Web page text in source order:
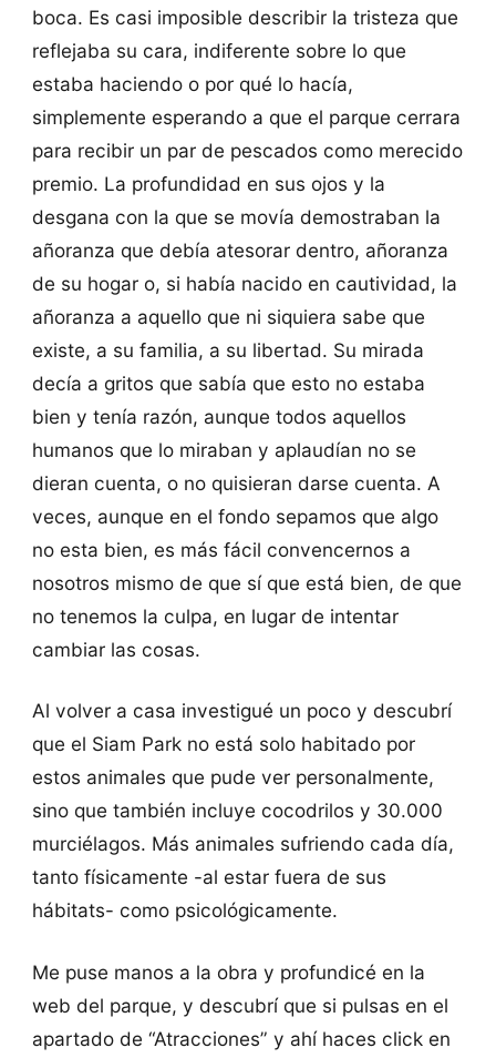
boca. Es casi imposible describir la tristeza que
reflejaba su cara, indiferente sobre lo que
estaba haciendo o por qué lo hacía,
simplemente esperando a que el parque cerrara
para recibir un par de pescados como merecido
premio. La profundidad en sus ojos y la
desgana con la que se movía demostraban la
añoranza que debía atesorar dentro, añoranza
de su hogar o, si había nacido en cautividad, la
añoranza a aquello que ni siquiera sabe que
existe, a su familia, a su libertad. Su mirada
decía a gritos que sabía que esto no estaba
bien y tenía razón, aunque todos aquellos
humanos que lo miraban y aplaudían no se
dieran cuenta, o no quisieran darse cuenta. A
veces, aunque en el fondo sepamos que algo
no esta bien, es más fácil convencernos a
nosotros mismo de que sí que está bien, de que
no tenemos la culpa, en lugar de intentar
cambiar las cosas.
Al volver a casa investigué un poco y descubrí
que el Siam Park no está solo habitado por
estos animales que pude ver personalmente,
sino que también incluye cocodrilos y 30.000
murciélagos. Más animales sufriendo cada día,
tanto físicamente -al estar fuera de sus
hábitats- como psicológicamente.
Me puse manos a la obra y profundicé en la
web del parque, y descubrí que si pulsas en el
apartado de “Atracciones” y ahí haces click en